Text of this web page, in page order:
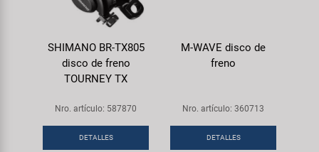
SHIMANO BR-TX805
disco de freno
TOURNEY TX
Nro. artículo: 587870
DETALLES
M-WAVE disco de
freno
Nro. artículo: 360713
DETALLES